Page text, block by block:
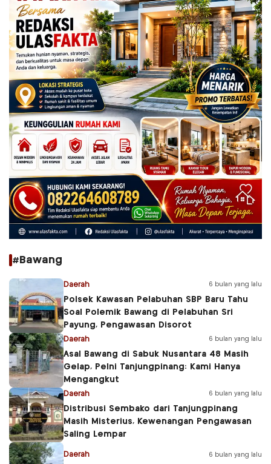
#Bawang
Daerah 6 bulan yang lalu
Polsek Kawasan Pelabuhan SBP Baru Tahu
Soal Polemik Bawang di Pelabuhan Sri
Payung, Pengawasan Disorot
Daerah 6 bulan yang lalu
Asal Bawang di Sabuk Nusantara 48 Masih
Gelap, Pelni Tanjungpinang: Kami Hanya
Mengangkut
Daerah 6 bulan yang lalu
Distribusi Sembako dari Tanjungpinang
Masih Misterius, Kewenangan Pengawasan
Saling Lempar
Daerah 6 bulan yang lalu